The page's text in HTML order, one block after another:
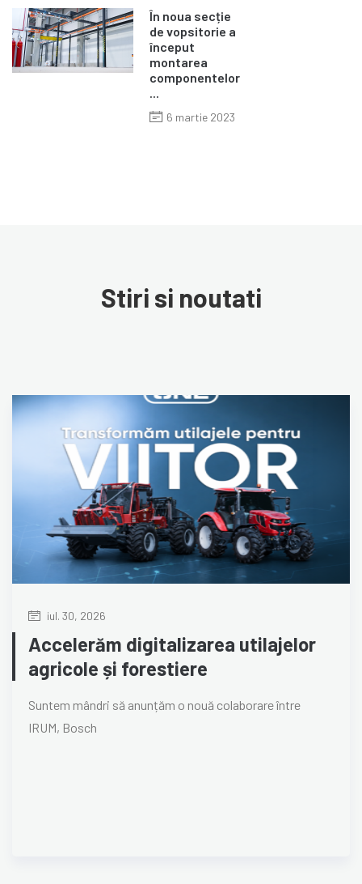
În noua secție
de vopsitorie a
început
montarea
componentelor
6 martie 2023
Stiri si noutati
iul. 30, 2026
Accelerăm digitalizarea utilajelor
agricole și forestiere
Suntem mândri să anunțăm o nouă colaborare între
IRUM, Bosch